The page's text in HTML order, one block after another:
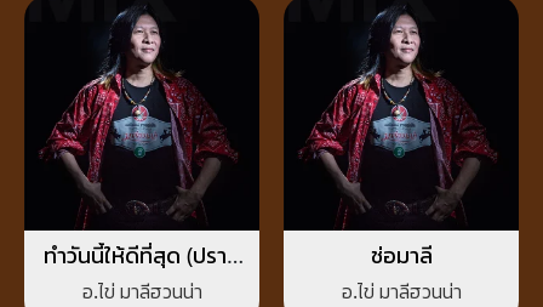
ทำวันนี้ให้ดีที่สุด (ปราย
หวัง)
อ.ไข่ มาลีฮวนน่า
ช่อมาลี
อ.ไข่ มาลีฮวนน่า